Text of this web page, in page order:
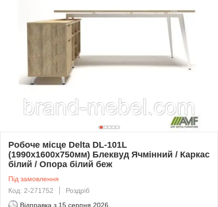
Робоче місце Delta DL-101L
(1990х1600х750мм) Блеквуд Ячмінний / Каркас
білий / Опора білий беж
Під замовлення
Код: 2-271752
Роздріб
Відправка з 15 серпня 2026